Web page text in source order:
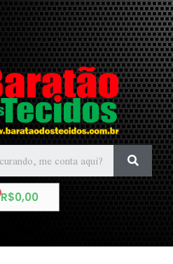
R$0,00